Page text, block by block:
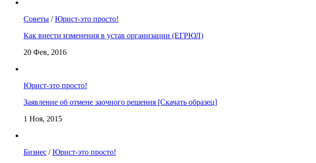
Советы /Юрист-это просто!
Как внести изменения в устав организации (ЕГРЮЛ)
20 Фев, 2016
Юрист-это просто!
Заявление об отмене заочного решения [Скачать образец]
1 Ноя, 2015
Бизнес /Юрист-это просто!